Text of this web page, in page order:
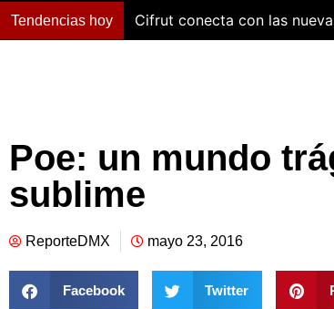
Tendencias hoy Cifrut conecta con las
Poe: un mundo
sublime
ReporteDMX mayo 23, 2016
Facebook Twitter